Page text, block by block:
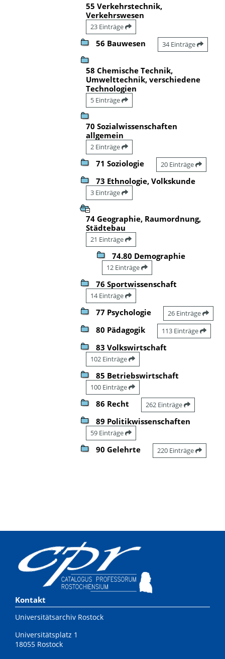
55 Verkehrstechnik,
Verkehrswesen
23 Einträge
56 Bauwesen 34 Einträge
58 Chemische Technik,
Umwelttechnik, verschiedene
Technologien
5 Einträge
70 Sozialwissenschaften
allgemein
2 Einträge
71 Soziologie 20 Einträge
73 Ethnologie, Volkskunde
3 Einträge
74 Geographie, Raumordnung,
Städtebau
21 Einträge
74.80 Demographie
12 Einträge
76 Sportwissenschaft
14 Einträge
77 Psychologie 26 Einträge
80 Pädagogik 113 Einträge
83 Volkswirtschaft
102 Einträge
85 Betriebswirtschaft
100 Einträge
86 Recht 262 Einträge
89 Politikwissenschaften
59 Einträge
90 Gelehrte 220 Einträge
Kontakt
Universitätsarchiv Rostock
Universitätsplatz 1
18055 Rostock